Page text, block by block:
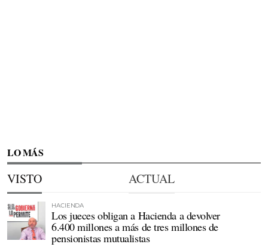
LO MÁS
VISTO ACTUAL
HACIENDA
Los jueces obligan a Hacienda a devolver
6.400 millones a más de tres millones de
pensionistas mutualistas